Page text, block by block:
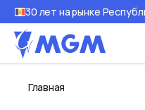
30 лет на рынке
Главная